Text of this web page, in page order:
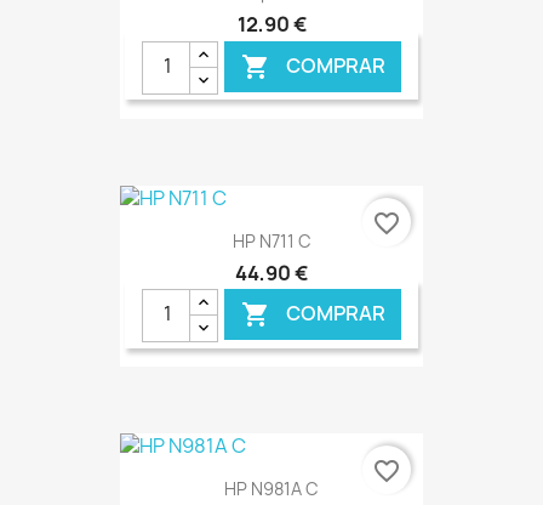
12,90 €
 COMPRAR
€ ONLINE
HP N711 C
44,90 €
 COMPRAR
€ ONLINE
favorite_border
HP N981A C
favorite_border